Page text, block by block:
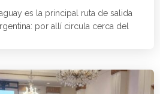
es la principal ruta de salida
por allí circula cerca del